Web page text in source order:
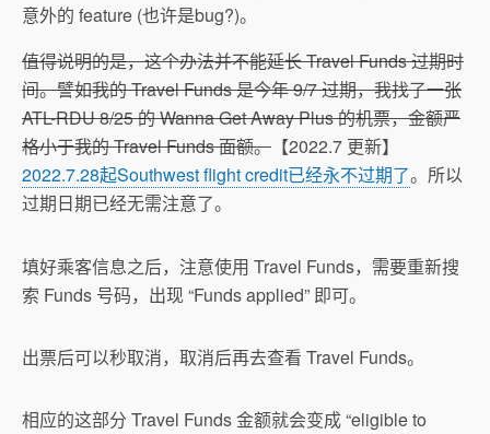
意外的 feature (也许是bug?)。
值得说明的是，这个办法并不能延长 Travel Funds 过期时
间。譬如我的 Travel Funds 是今年 9/7 过期，我找了一张
ATL-RDU 8/25 的 Wanna Get Away Plus 的机票，金额严
格小于我的 Travel Funds 面额。 【2022.7 更新】
2022.7.28起Southwest flight credit已经永不过期了。所以
过期日期已经无需注意了。
填好乘客信息之后，注意使用 Travel Funds，需要重新搜
索 Funds 号码，出现 “Funds applied” 即可。
出票后可以秒取消，取消后再去查看 Travel Funds。
相应的这部分 Travel Funds 金额就会变成 “eligible to